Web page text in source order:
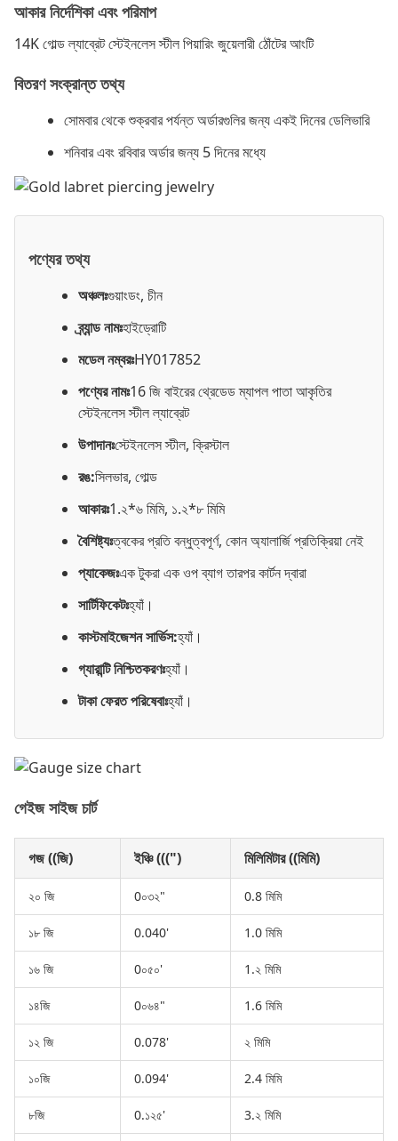
আকার নির্দেশিকা এবং পরিমাপ
14K গোল্ড ল্যাব্রেট স্টেইনলেস স্টীল পিয়ারিং জুয়েলারী ঠোঁটের আংটি
বিতরণ সংক্রান্ত তথ্য
সোমবার থেকে শুক্রবার পর্যন্ত অর্ডারগুলির জন্য একই দিনের ডেলিভারি
শনিবার এবং রবিবার অর্ডার জন্য 5 দিনের মধ্যে
পণ্যের তথ্য
অঞ্চলঃগুয়াংডং, চীন
ব্র্যান্ড নামঃহাইড্রোটি
মডেল নম্বরঃHY017852
পণ্যের নামঃ16 জি বাইরের থ্রেডেড ম্যাপল পাতা আকৃতির
স্টেইনলেস স্টীল ল্যাব্রেট
উপাদানঃস্টেইনলেস স্টীল, ক্রিস্টাল
রঙ:সিলভার, গোল্ড
আকারঃ1.২*৬ মিমি, ১.২*৮ মিমি
বৈশিষ্ট্যঃত্বকের প্রতি বন্ধুত্বপূর্ণ, কোন অ্যালার্জি প্রতিক্রিয়া নেই
প্যাকেজঃএক টুকরা এক ওপ ব্যাগ তারপর কার্টন দ্বারা
সার্টিফিকেটঃহ্যাঁ।
কাস্টমাইজেশন সার্ভিস:হ্যাঁ।
গ্যারান্টি নিশ্চিতকরণঃহ্যাঁ।
টাকা ফেরত পরিষেবাঃহ্যাঁ।
গেইজ সাইজ চার্ট
গজ ((জি) ইঞ্চি (((") মিলিমিটার ((মিমি)
২০ জি 0০৩২" 0.8 মিমি
১৮ জি 0.040' 1.0 মিমি
১৬ জি 0০৫০' 1.২ মিমি
১৪জি 0০৬৪" 1.6 মিমি
১২ জি 0.078' ২ মিমি
১০জি 0.094' 2.4 মিমি
৮জি 0.১২৫' 3.২ মিমি